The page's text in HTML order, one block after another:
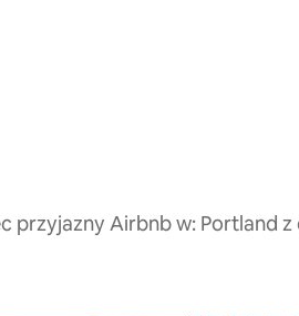
przyjazny Airbnb w: Portland z